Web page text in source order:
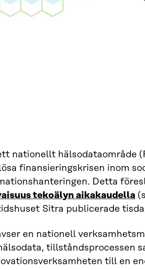
nationellt hälsodataområde
finansieringskrisen inom
Detta
tekoälyn aikakaudella
Sitra publicerade
en nationell
tillståndsprocessen
till en